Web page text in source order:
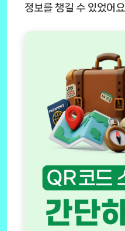
정보를 챙길 수 있었어요.